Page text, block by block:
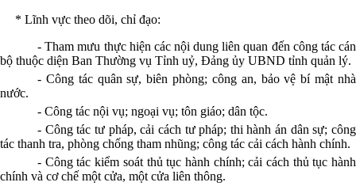
* Lĩnh vực theo dõi, chỉ đạo:
- Tham mưu thực hiện các nội dung liên quan đến công tác cán
bộ thuộc diện Ban Thường vụ Tỉnh uỷ, Đảng ủy UBND tỉnh quản lý.
- Công tác quân sự, biên phòng; công an, bảo vệ bí mật nhà
nước.
- Công tác nội vụ; ngoại vụ; tôn giáo; dân tộc.
- Công tác tư pháp, cải cách tư pháp; thi hành án dân sự; công
tác thanh tra, phòng chống tham nhũng; công tác cải cách hành chính.
- Công tác kiểm soát thủ tục hành chính; cải cách thủ tục hành
chính và cơ chế một cửa, một cửa liên thông.